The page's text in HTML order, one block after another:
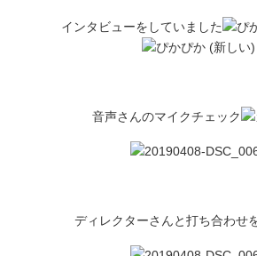
インタビューをしていました
音声さんのマイクチェック
ディレクターさんと打ち合わせ